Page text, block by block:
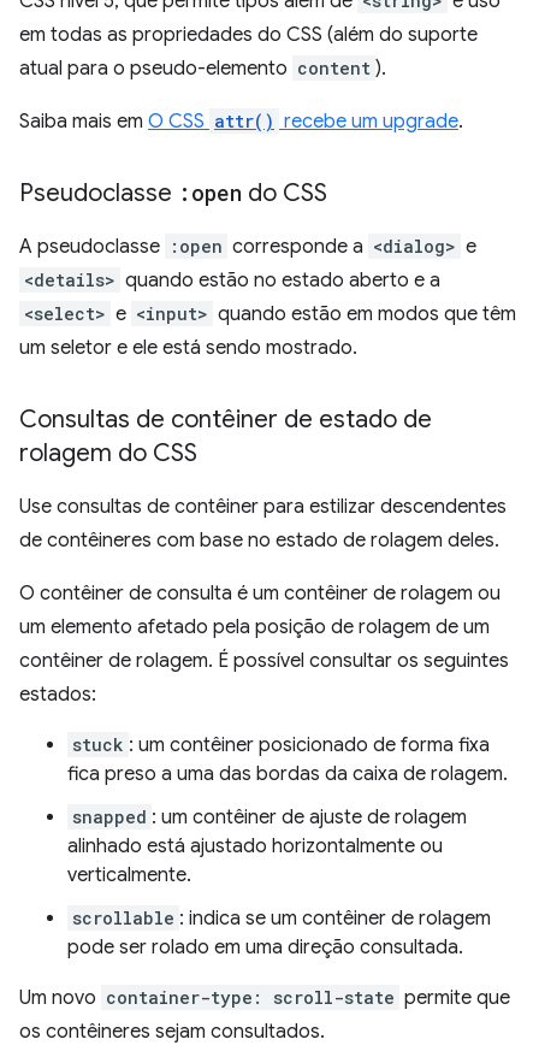
em todas as propriedades do CSS (além do suporte
atual para o pseudo-elemento content ).
Saiba mais em O CSS attr() recebe um upgrade.
Pseudoclasse :open do CSS
A pseudoclasse :open corresponde a <dialog> e
<details> quando estão no estado aberto e a
<select> e <input> quando estão em modos que têm
um seletor e ele está sendo mostrado.
Consultas de contêiner de estado de
rolagem do CSS
Use consultas de contêiner para estilizar descendentes
de contêineres com base no estado de rolagem deles.
O contêiner de consulta é um contêiner de rolagem ou
um elemento afetado pela posição de rolagem de um
contêiner de rolagem. É possível consultar os seguintes
estados:
stuck : um contêiner posicionado de forma fixa
fica preso a uma das bordas da caixa de rolagem.
snapped : um contêiner de ajuste de rolagem
alinhado está ajustado horizontalmente ou
verticalmente.
scrollable : indica se um contêiner de rolagem
pode ser rolado em uma direção consultada.
Um novo container-type: scroll-state permite que
os contêineres sejam consultados.